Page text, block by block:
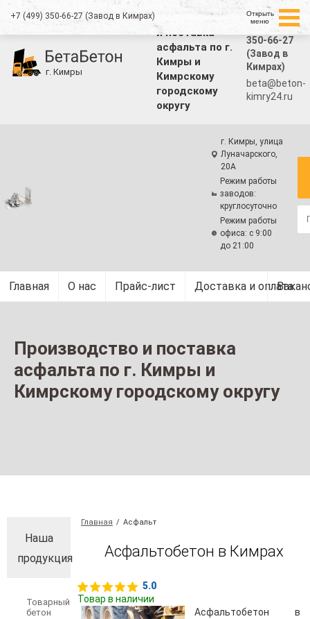
г. Кимры
Производство
и поставка
асфальта по г.
Кимры и
Кимрскому
городскому
округу
+7 (499)
350-66-27
(Завод в
Кимрах)
beta@beton-
kimry24.ru
г. Кимры, улица
Луначарского,
20А
Режим работы
заводов:
круглосуточно
Режим работы
офиса: с 9:00
до 21:00
Главная О нас Прайс-лист Доставка и оплата
Производство и поставка
асфальта по г. Кимры и
Кимрскому городскому округу
+7 (499) 350-66-27 (Завод в Кимрах)
Открыть
меню
Наша
продукция
Товарный
бетон
Главная / Асфальт
Асфальтобетон в Кимрах
5.0
Товар в наличии
Асфальтобетон в